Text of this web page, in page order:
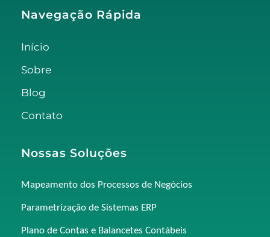
Navegação Rápida
Início
Sobre
Blog
Contato
Nossas Soluções
Mapeamento dos Processos de Negócios
Parametrização de Sistemas ERP
Plano de Contas e Balancetes Contábeis